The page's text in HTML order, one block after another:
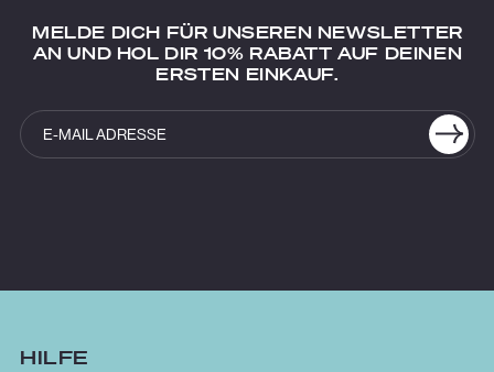
MELDE DICH FÜR UNSEREN NEWSLETTER
AN UND HOL DIR 10% RABATT AUF DEINEN
ERSTEN EINKAUF.
HILFE